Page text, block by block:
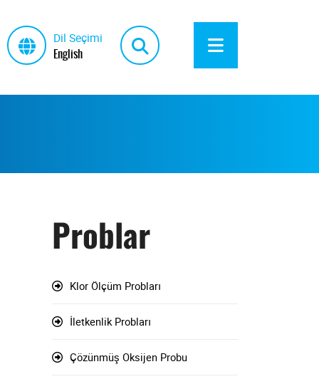
Dil Seçimi
English
Problar
Klor Ölçüm Probları
İletkenlik Probları
Çözünmüş Oksijen Probu